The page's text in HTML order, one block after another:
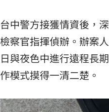
台中警方接獲情資後，
檢察官指揮偵辦。辦案
日與夜色中進行遠程長
作模式摸得一清二楚。